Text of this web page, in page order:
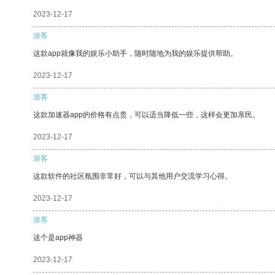
2023-12-17
游客
这款app就像我的娱乐小助手，随时随地为我的娱乐提供帮助。
2023-12-17
游客
这款加速器app的价格有点贵，可以适当降低一些，这样会更加亲民。
2023-12-17
游客
这款软件的社区氛围非常好，可以与其他用户交流学习心得。
2023-12-17
游客
这个是app神器
2023-12-17